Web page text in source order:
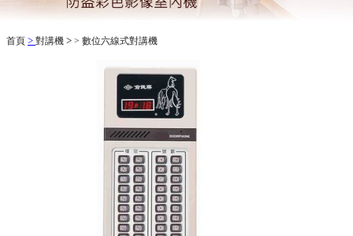
首頁 > 對講機 > > 數位六線式對講機